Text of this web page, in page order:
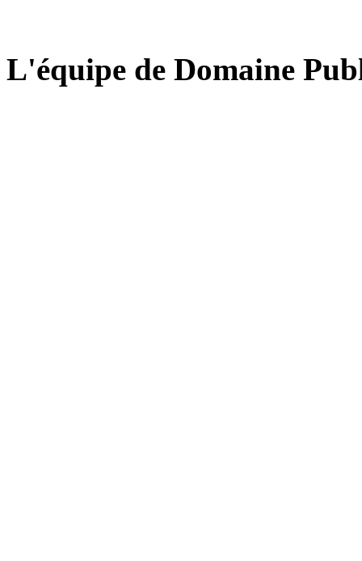
L'équipe de Domaine